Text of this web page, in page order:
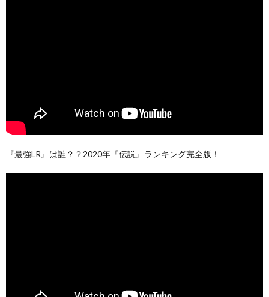
『最強LR』は誰？？2020年『伝説』ランキング完全版！